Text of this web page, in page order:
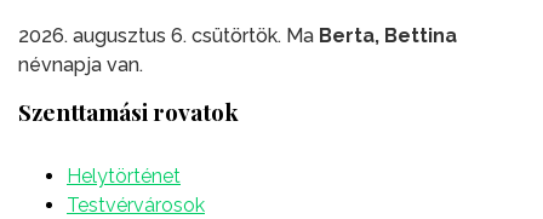
2026. augusztus 6. csütörtök. Ma Berta, Bettina
névnapja van.
Szenttamási rovatok
Helytörténet
Testvérvárosok